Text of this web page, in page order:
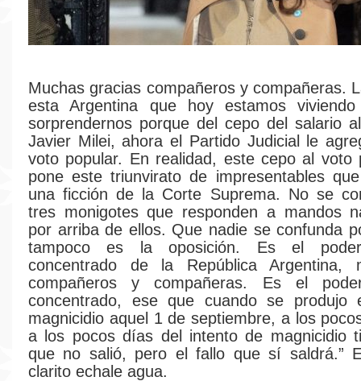
Muchas gracias compañeros y compañeras.
esta Argentina que hoy estamos
sorprendernos porque del cepo del salario
Javier Milei, ahora el Partido Judicial le
voto popular. En realidad, este cepo al voto
pone este triunvirato de impresentables
una ficción de la Corte Suprema. No se
tres monigotes que responden a mandos
por arriba de ellos. Que nadie se confunda
tampoco es la oposición. Es el poder
concentrado de la República Argentina,
compañeros y compañeras. Es el
concentrado, ese que cuando se produjo
magnicidio aquel 1 de septiembre, a los
a los pocos días del intento de magnicidio
que no salió, pero el fallo que sí saldrá.”
clarito echale agua.